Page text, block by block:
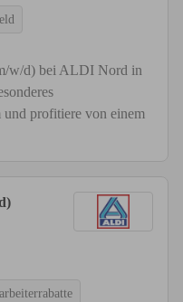
w/d) bei ALDI Nord in
und profitiere von einem